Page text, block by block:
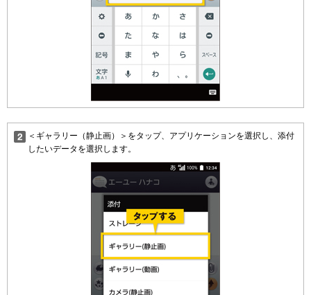
＜ギャラリー（静止画）＞をタップ、アプリケーションを選択し、添付
したいデータを選択します。